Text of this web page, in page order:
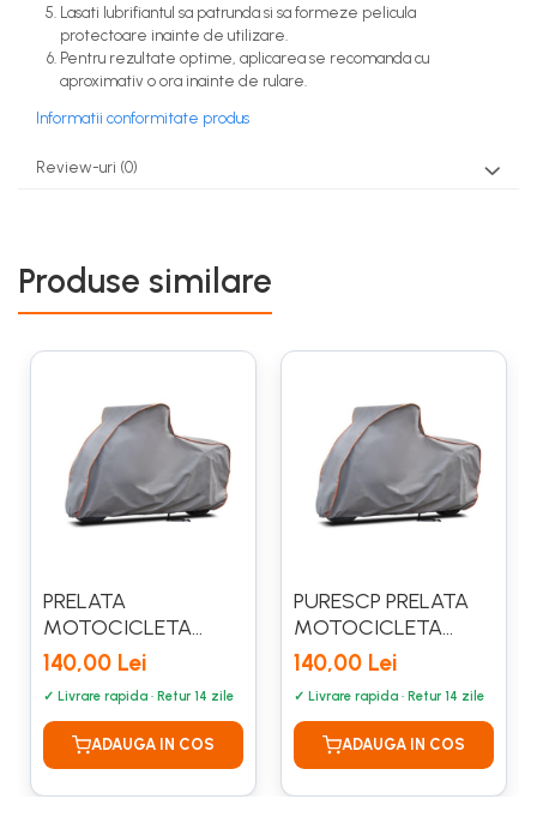
Lasati lubrifiantul sa patrunda si sa formeze pelicula
protectoare inainte de utilizare.
Pentru rezultate optime, aplicarea se recomanda cu
aproximativ o ora inainte de rulare.
Informatii conformitate produs
Review-uri (0)
Produse similare
PRELATA
MOTOCICLETA
MARIMEA XL
280X104X141CM
140,00 Lei
PURESCP PRELATA
MOTOCICLETA
MARIMEA S
205X90X120CM
140,00 Lei